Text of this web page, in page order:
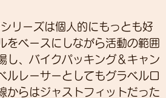
パワーメーター 動画
リーズは個人的にもっとも好
をベースにしながら活動の範囲
し、バイクパッキング＆キャン
ルレーサーとしてもグラベルロ
からはジャストフィットだった